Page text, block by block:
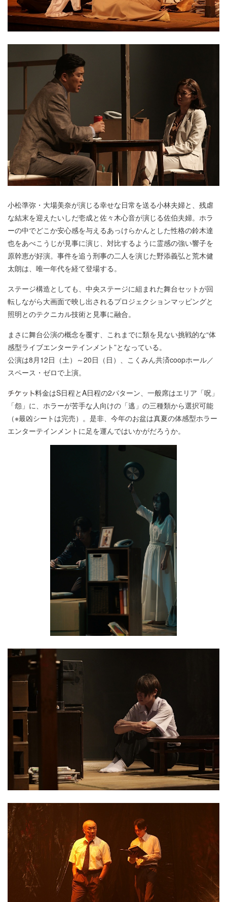
小松準弥・大場美奈が演じる幸せな日常を送る小林夫婦と、残虐
な結末を迎えたいしだ壱成と佐々木心音が演じる佐伯夫婦。ホラ
ーの中でどこか安心感を与えるあっけらかんとした性格の鈴木達
也をあべこうじが見事に演じ、対比するように霊感の強い響子を
原幹恵が好演。事件を追う刑事の二人を演じた野添義弘と荒木健
太朗は、唯一年代を経て登場する。
ステージ構造としても、中央ステージに組まれた舞台セットが回
転しながら大画面で映し出されるプロジェクションマッピングと
照明とのテクニカル技術と見事に融合。
まさに舞台公演の概念を覆す、これまでに類を見ない挑戦的な“体
感型ライブエンターテインメント”となっている。
公演は8月12日（土）～20日（日）、こくみん共済coopホール／
スペース・ゼロで上演。
料金はS日程とA日程の2パターン、一般席はエリア「呪」
「怨」に、ホラーが苦手な人向けの「逃」の三種類から選択可能
（※最凶シートは完売）。是非、今年のお盆は真夏の体感型ホラー
エンターテインメントに足を運んではいかがだろうか。